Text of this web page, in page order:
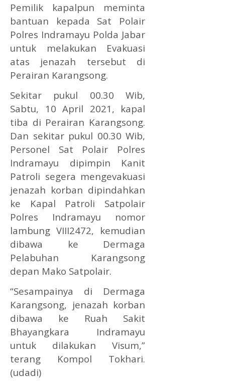
Pemilik kapalpun meminta
bantuan kepada Sat Polair
Polres Indramayu Polda Jabar
untuk melakukan Evakuasi
atas jenazah tersebut di
Perairan Karangsong.
Sekitar pukul 00.30 Wib,
Sabtu, 10 April 2021, kapal
tiba di Perairan Karangsong.
Dan sekitar pukul 00.30 Wib,
Personel Sat Polair Polres
Indramayu dipimpin Kanit
Patroli segera mengevakuasi
jenazah korban dipindahkan
ke Kapal Patroli Satpolair
Polres Indramayu nomor
lambung VIII2472, kemudian
dibawa ke Dermaga
Pelabuhan Karangsong
depan Mako Satpolair.
“Sesampainya di Dermaga
Karangsong, jenazah korban
dibawa ke Ruah Sakit
Bhayangkara Indramayu
untuk dilakukan Visum,”
terang Kompol Tokhari.
(udadi)